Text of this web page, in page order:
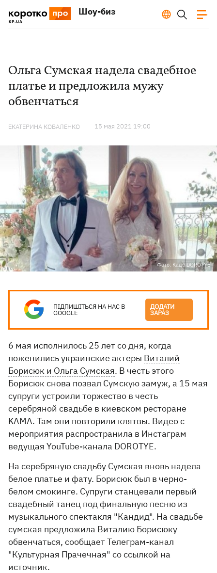
Шоу-биз
Ольга Сумская надела свадебное
платье и предложила мужу
обвенчаться
ЕКАТЕРИНА КОВАЛЕНКО 15 мая 2021 19:00
Фото: Кадр DOROTYE.
ПІДПИШІТЬСЯ НА НАС В
GOOGLE
ДОДАТИ
ЗАРАЗ
6 мая исполнилось 25 лет со дня, когда
поженились украинские актеры Виталий
Борисюк и Ольга Сумская. В честь этого
Борисюк снова позвал Сумскую замуж, а 15 мая
супруги устроили торжество в честь
серебряной свадьбе в киевском ресторане
KAMA. Там они повторили клятвы. Видео с
мероприятия распространила в Инстаграм
ведущая YouTube-канала DOROTYE.
На серебряную свадьбу Сумская вновь надела
белое платье и фату. Борисюк был в черно-
белом смокинге. Супруги станцевали первый
свадебный танец под финальную песню из
музыкального спектакля "Кандид". На свадьбе
сумская предложила Виталию Борисюку
обвенчаться, сообщает Телеграм-канал
"Культурная Прачечная" со ссылкой на
источник.